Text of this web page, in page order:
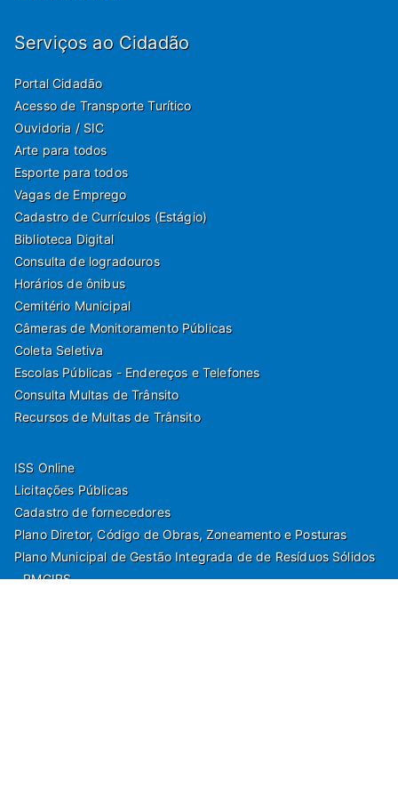
Serviços ao Cidadão
Portal Cidadão
Acesso de Transporte Turítico
Ouvidoria / SIC
Arte para todos
Esporte para todos
Vagas de Emprego
Cadastro de Currículos (Estágio)
Biblioteca Digital
Consulta de logradouros
Horários de ônibus
Cemitério Municipal
Câmeras de Monitoramento Públicas
Coleta Seletiva
Escolas Públicas - Endereços e Telefones
Consulta Multas de Trânsito
Recursos de Multas de Trânsito
ISS Online
Licitações Públicas
Cadastro de fornecedores
Plano Diretor, Código de Obras, Zoneamento e Posturas
Plano Municipal de Gestão Integrada de de Resíduos Sólidos
- PMGIRS